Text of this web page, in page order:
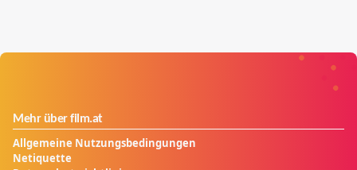
Mehr über film.at
Allgemeine Nutzungsbedingungen
Netiquette